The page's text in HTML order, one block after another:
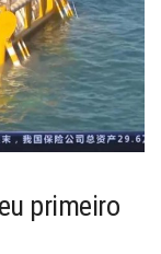
primeiro